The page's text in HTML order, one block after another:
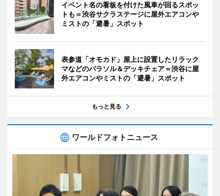
イベント名の看板を付けた風車が回るスポッ
トも＝渋谷サクラステージに屋外エアコンや
ミストの「避暑」スポット
表参道「オモカド」屋上に設置したリラック
マなどのパラソル＆デッキチェア＝渋谷に屋
外エアコンやミストの「避暑」スポット
もっと見る
ワールドフォトニュース